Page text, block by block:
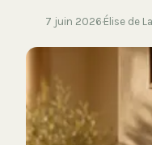
7 juin 2026·Élise de